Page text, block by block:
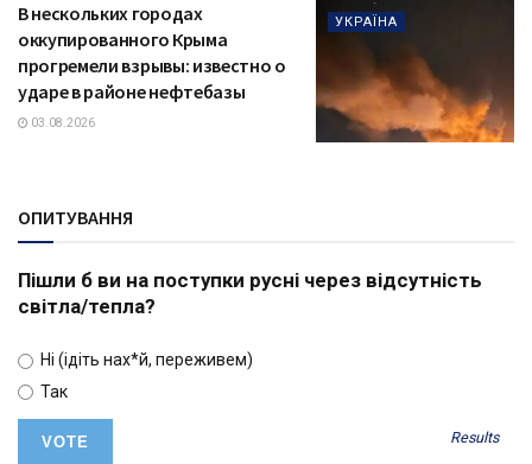
УКРАЇНА
В нескольких городах
оккупированного Крыма
прогремели взрывы: известно о
ударе в районе нефтебазы
03.08.2026
ОПИТУВАННЯ
Пішли б ви на поступки русні через відсутність
світла/тепла?
Ні (ідіть нах*й, переживем)
Так
Results